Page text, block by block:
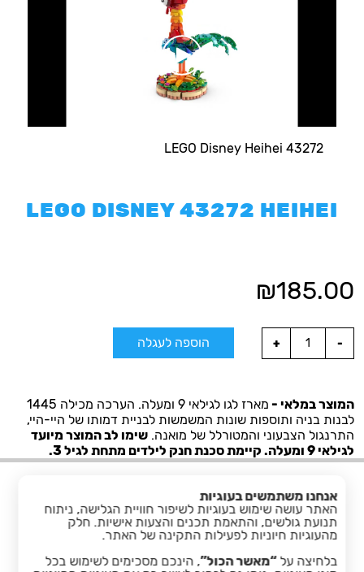
LEGO Disney Heihei 43272
LEGO DISNEY 43272 HEIHEI
₪185.00
הוספה לעגלה
המוצר במלאי -
מארז לגו לגילאי 9 ומעלה. הערכה מכילה 1445
לבנות בניה ותוספות שונות המשמשות לבניית דמותו של היי-היי,
התרנגול הצבעוני והמטורלל של מואנה. שימו לב המוצר מיועד
לגילאי 9 ומעלה. קיימת סכנת חנק לילדים מתחת לגיל 3.
אנחנו משתמשים בעוגיות
האתר עושה שימוש בעוגיות לשיפור חוויית הגלישה, ניתוח
תנועת גולשים, והתאמת תכנים והצעות אישיות. חלק
מהעוגיות חיוניות לפעילות התקינה של האתר.
בלחיצה על“מאשר הכול”, הינכם מסכימים לשימוש בכל